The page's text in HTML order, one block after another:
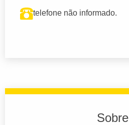
telefone não informado.
Sobre